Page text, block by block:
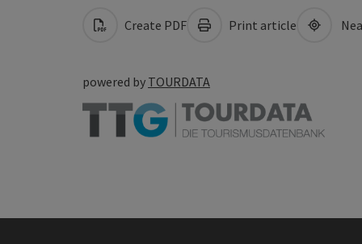
Create PDF Print article
powered by TOURDATA